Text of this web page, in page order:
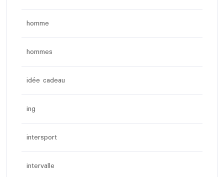
homme
hommes
idée cadeau
ing
intersport
intervalle